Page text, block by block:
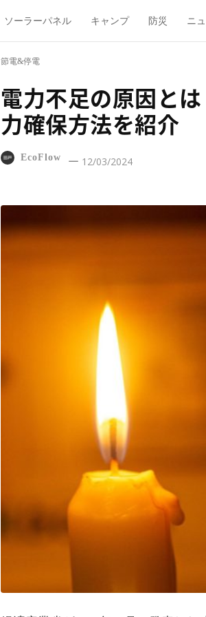
ソーラーパネル キャンプ 防災 ニ
節電&停電
電力不足の原因と
力確保方法を紹介
EcoFlow 12/03/2024